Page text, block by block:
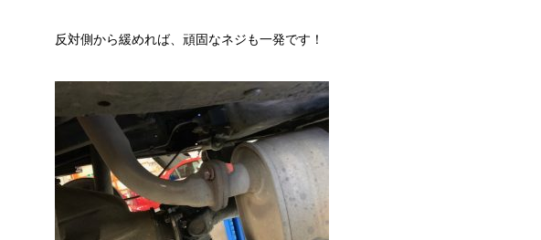
反対側から緩めれば、頑固なネジも一発です！